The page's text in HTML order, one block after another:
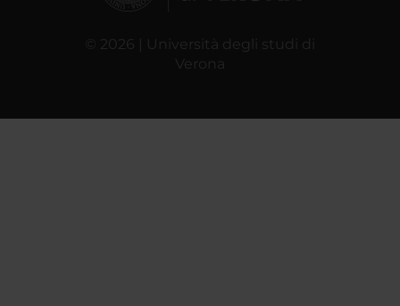
© 2026 | Università degli studi di
Verona